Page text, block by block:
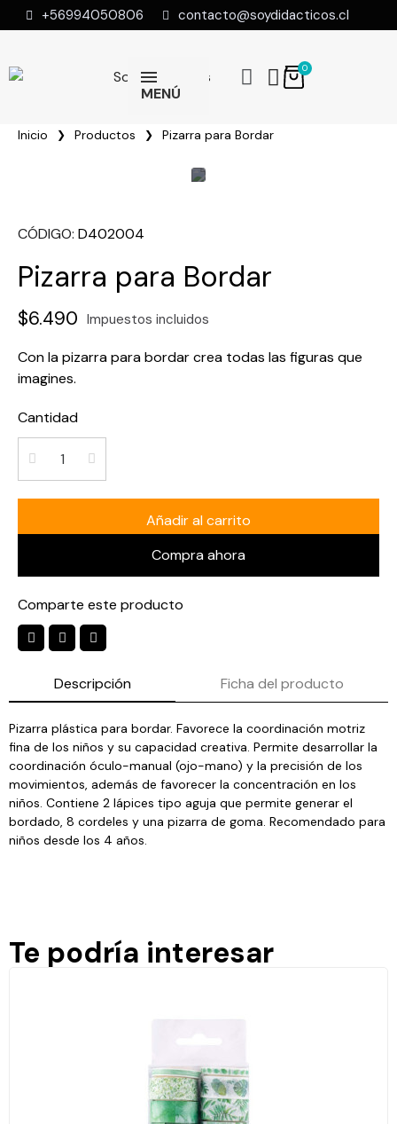
+56994050806 contacto@soydidacticos.cl
MENÚ
Inicio Productos Pizarra para Bordar
CÓDIGO D402004
Pizarra para Bordar
$6.490 Impuestos incluidos
Con la pizarra para bordar crea todas las figuras que
imagines.
Cantidad
Añadir al carrito
Compra ahora
Comparte este producto
Descripción Ficha del producto
Pizarra plástica para bordar. Favorece la coordinación motriz
fina de los niños y su capacidad creativa. Permite desarrollar la
coordinación óculo-manual (ojo-mano) y la precisión de los
movimientos, además de favorecer la concentración en los
niños. Contiene 2 lápices tipo aguja que permite generar el
bordado, 8 cordeles y una pizarra de goma. Recomendado para
niños desde los 4 años.
Te podría interesar